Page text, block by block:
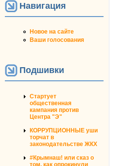
Навигация
Новое на сайте
Ваши голосования
Подшивки
Стартует
общественная
кампания против
Центра "Э"
КОРРУПЦИОННЫЕ уши
торчат в
законодательстве ЖКХ
#Крымнаш! или сказ о